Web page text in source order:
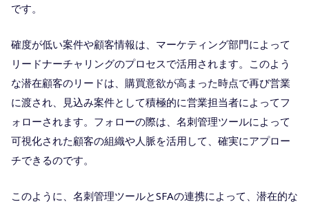
です。
確度が低い案件や顧客情報は、マーケティング部門によって
リードナーチャリングのプロセスで活用されます。このよう
な潜在顧客のリードは、購買意欲が高まった時点で再び営業
に渡され、見込み案件として積極的に営業担当者によってフ
ォローされます。フォローの際は、名刺管理ツールによって
可視化された顧客の組織や人脈を活用して、確実にアプロー
チできるのです。
このように、名刺管理ツールとSFAの連携によって、潜在的な